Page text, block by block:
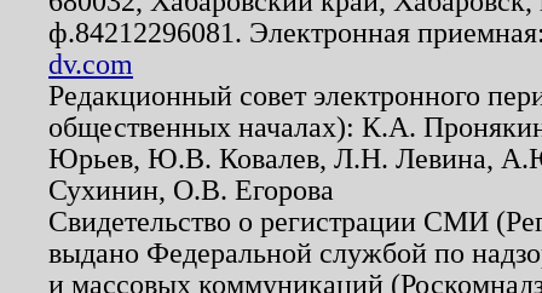
ф.84212296081. Электронная
dv.com
Редакционный совет электронного
общественных началах): К.А.
Юрьев, Ю.В. Ковалев, Л.Н. Левина,
Сухинин, О.В. Егорова
Свидетельство о регистрации СМИ
выдано Федеральной службой по
и массовых коммуникаций